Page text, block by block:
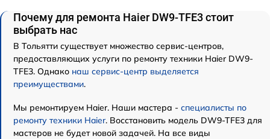
Почему для ремонта Haier DW9-TFE3 стоит
выбрать нас
В Тольятти существует множество сервис-центров,
предоставляющих услуги по ремонту техники Haier DW9-
TFE3. Однако наш сервис-центр выделяется
преимуществами.
Мы ремонтируем Haier. Наши мастера - специалисты по
ремонту техники Haier. Восстановить модель DW9-TFE3 для
мастеров не будет новой задачей. На все виды